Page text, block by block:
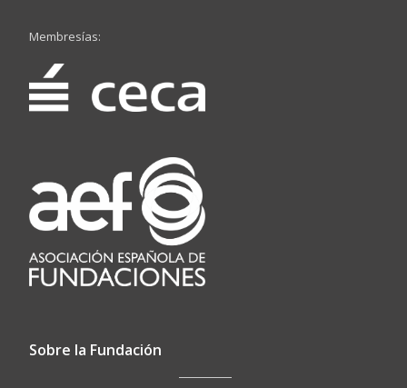
Membresías:
Sobre la Fundación